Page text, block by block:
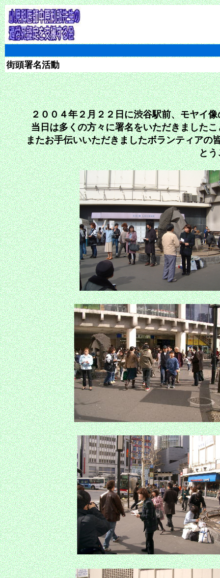
街頭署名活動
２００４年２月２２日に渋谷駅前、モヤイ
当日は多くの方々に署名をいただきました
またお手伝いいただきましたボランティアの
とう